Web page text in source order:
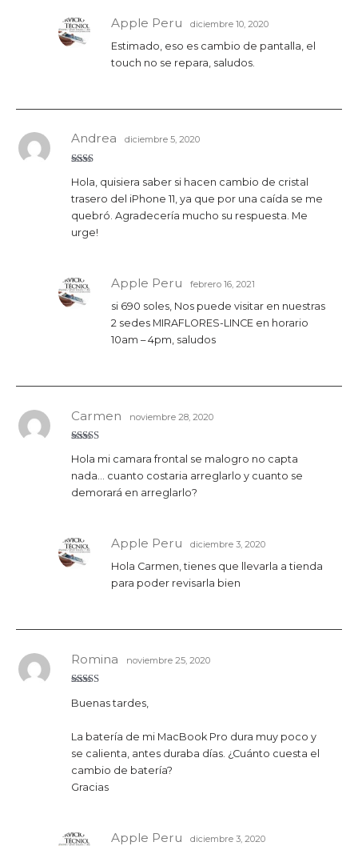
Apple Peru diciembre 10, 2020
Estimado, eso es cambio de pantalla, el
touch no se repara, saludos.
rado
2de
5
Andrea diciembre 5, 2020
Hola, quisiera saber si hacen cambio de cristal
trasero del iPhone 11, ya que por una caída se me
quebró. Agradecería mucho su respuesta. Me
urge!
Apple Peru febrero 16, 2021
si 690 soles, Nos puede visitar en nuestras
2 sedes MIRAFLORES-LINCE en horario
10am – 4pm, saludos
do con
de 5
Carmen noviembre 28, 2020
Hola mi camara frontal se malogro no capta
nada… cuanto costaria arreglarlo y cuanto se
demorará en arreglarlo?
Apple Peru diciembre 3, 2020
Hola Carmen, tienes que llevarla a tienda
para poder revisarla bien
con5de 5
Romina noviembre 25, 2020
Buenas tardes,
La batería de mi MacBook Pro dura muy poco y
se calienta, antes duraba días. ¿Cuánto cuesta el
cambio de batería?
Gracias
Apple Peru diciembre 3, 2020